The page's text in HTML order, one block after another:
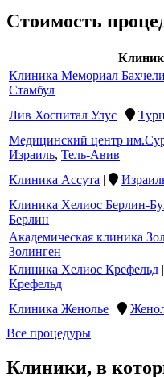
Стоимость
Клиника Мемориал
Стамбул
Лив Хоспитал Улус |
Медицинский центр
Израиль, Тель-Авив
Клиника Ассута |
Клиника Хелиос Берлин-
Берлин
Академическая клиника
Золинген
Клиника Хелиос Крефельд |
Крефельд
Клиника Женолье |
Все процедуры
Клиники, в